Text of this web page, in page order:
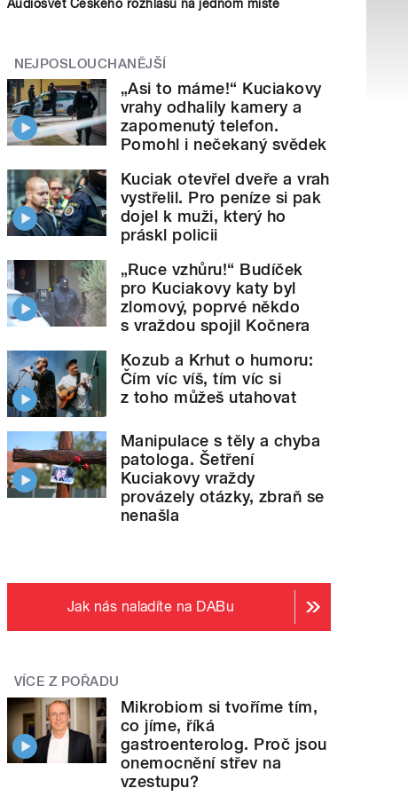
Audiosvět Českého rozhlasu na jednom místě
NEJPOSLOUCHANĚJŠÍ
„Asi to máme!“ Kuciakovy
vrahy odhalily kamery a
zapomenutý telefon.
Pomohl i nečekaný svědek
Kuciak otevřel dveře a vrah
vystřelil. Pro peníze si pak
dojel k muži, který ho
práskl policii
„Ruce vzhůru!“ Budíček
pro Kuciakovy katy byl
zlomový, poprvé někdo
s vraždou spojil Kočnera
Kozub a Krhut o humoru:
Čím víc víš, tím víc si
z toho můžeš utahovat
Manipulace s těly a chyba
patologa. Šetření
Kuciakovy vraždy
provázely otázky, zbraň se
nenašla
Jak nás naladíte na DABu
VÍCE Z POŘADU
Mikrobiom si tvoříme tím,
co jíme, říká
gastroenterolog. Proč jsou
onemocnění střev na
vzestupu?